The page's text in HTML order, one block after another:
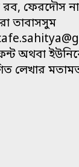
ফেরদৌস
তাবাসসুম
অথবা
লেখার